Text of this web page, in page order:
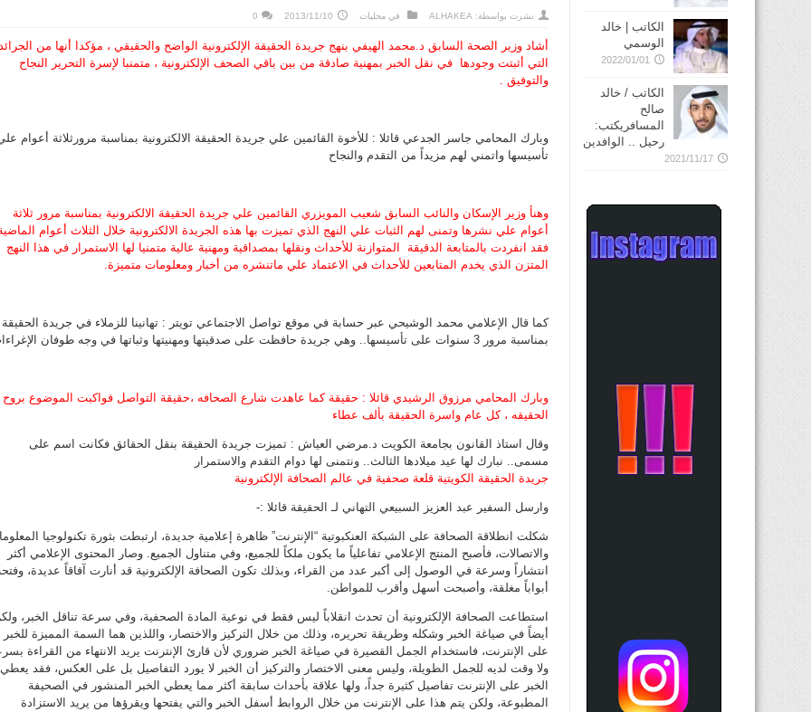
نشرت بواسطة: ALHAKEA في محليات 2013/11/10
0
أشاد وزير الصحة السابق د.محمد الهيفي بنهج جريدة الحقيقة الإلكترونية الواضح والحقيقي ، مؤكدا أنها من
التي أثبتت وجودها في نقل الخبر بمهنية صادقة من بين باقي الصحف الإلكترونية ، متمنبا لإسرة التحرير النجاح
والتوفيق .
وبارك المحامي جاسر الجدعي قائلا : للأخوة القائمين علي جريدة الحقيقة الالكترونية بمناسبة مرورثلاثة أعوام
تأسيسها واتمني لهم مزيداً من التقدم والنجاح
وهنأ وزير الإسكان والنائب السابق شعيب المويزري القائمين علي جريدة الحقيقة الالكترونية بمناسبة مرور ثلاثة
أعوام علي نشرها وتمنى لهم الثبات علي النهج الذي تميزت بها هذه الجريدة الالكترونية خلال الثلاث أعوام
فقد انفردت بالمتابعة الدقيقة المتوازنة للأحداث ونقلها بمصداقية ومهنية عالية متمنيا لها الاستمرار في هذا النهج
المتزن الذي يخدم المتابعين للأحداث في الاعتماد علي ماتنشره من أخبار ومعلومات متميزة.
كما قال الإعلامي محمد الوشيحي عبر حسابة في موقع تواصل الاجتماعي تويتر : تهانينا للزملاء في جريدة الحقيقة
بمناسبة مرور 3 سنوات على تأسيسها.. وهي جريدة حافظت على صدقيتها ومهنيتها وثباتها في وجه طوفان الإغراءات.
وبارك المحامي مرزوق الرشيدي قائلا : حقيقة كما عاهدت شارع الصحافه ،حقيقة التواصل فواكبت الموضوع بروح
الحقيقه ، كل عام واسرة الحقيقة بألف عطاء
وقال استاذ القانون بجامعة الكويت د.مرضي العياش : تميزت جريدة الحقيقة بنقل الحقائق فكانت اسم على
مسمى.. نبارك لها عيد ميلادها الثالث.. ونتمنى لها دوام التقدم والاستمرار
جريدة الحقيقة الكويتية قلعة صحفية في عالم الصحافة الإلكترونية
وارسل السفير عبد العزيز السبيعي التهاني لـ الحقيقة قائلا :-
شكلت انطلاقة الصحافة على الشبكة العنكبوتية “الإنترنت” ظاهرة إعلامية جديدة، ارتبطت بثورة تكنولوجيا
والاتصالات، فأصبح المنتج الإعلامي تفاعلياً ما يكون ملكاً للجميع، وفي متناول الجميع. وصار المحتوى الإعلامي أكثر
انتشاراً وسرعة في الوصول إلى أكبر عدد من القراء، وبذلك تكون الصحافة الإلكترونية قد أنارت آفاقاً عديدة،
أبواباً مغلقة، وأصبحت أسهل وأقرب للمواطن.
استطاعت الصحافة الإلكترونية أن تحدث انقلاباً ليس فقط في نوعية المادة الصحفية، وفي سرعة تناقل الخبر،
أيضاً في صياغة الخبر وشكله وطريقة تحريره، وذلك من خلال التركيز والاختصار، واللذين هما السمة المميزة للخبر
على الإنترنت، فاستخدام الجمل القصيرة في صياغة الخبر ضروري لأن قارئ الإنترنت يريد الانتهاء من القراءة
ولا وقت لديه للجمل الطويلة، وليس معنى الاختصار والتركيز أن الخبر لا يورد التفاصيل بل على العكس، فقد يعطي
الخبر على الإنترنت تفاصيل كثيرة جداً، ولها علاقة بأحداث سابقة أكثر مما يعطي الخبر المنشور في الصحيفة
المطبوعة، ولكن يتم هذا على الإنترنت من خلال الروابط أسفل الخبر والتي يفتحها ويقرؤها من يريد الاستزادة
الكاتب | خالد
الوسمي
2022/01/01
الكاتب / خالد
صالح
المسافريكتب:
رحيل .. الوافدين
2021/11/17